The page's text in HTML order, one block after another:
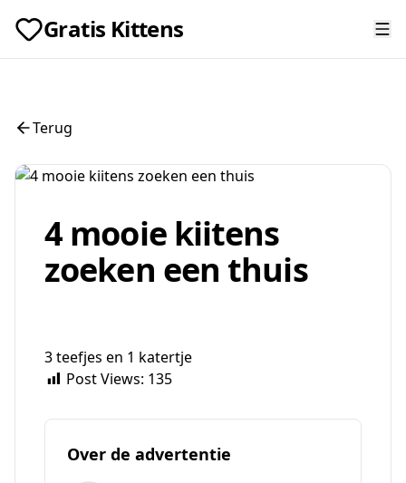
Gratis Kittens
Terug
4 mooie kiitens
zoeken een thuis
3 teefjes en 1 katertje
Post Views: 135
Over de advertentie